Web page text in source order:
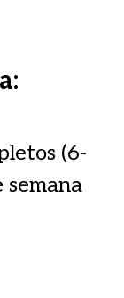
(6-
semana